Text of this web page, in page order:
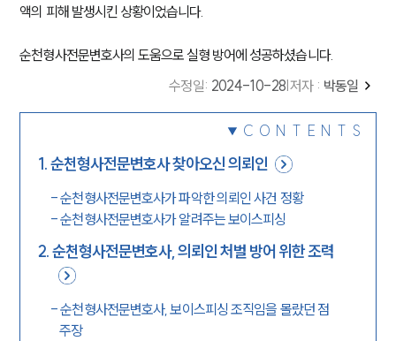
액의 피해 발생시킨 상황이었습니다.
순천형사전문변호사의 도움으로 실형 방어에 성공하셨습니다.
수정일: 2024-10-28 저자 : 박동일
CONTENTS
1.순천형사전문변호사 찾아오신 의뢰인
-순천형사전문변호사가 파악한 의뢰인 사건 정황
-순천형사전문변호사가 알려주는 보이스피싱
2.순천형사전문변호사, 의뢰인 처벌 방어 위한 조력
-순천형사전문변호사, 보이스피싱 조직임을 몰랐던 점
주장